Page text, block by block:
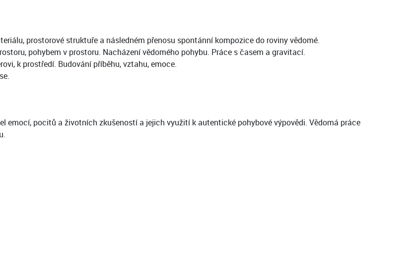
prostorové struktuře a následném přenosu spontánní kompozice do roviny vědomé.
pohybem v prostoru. Nacházení vědomého pohybu. Práce s časem a gravitací.
k prostředí. Budování příběhu, vztahu, emoce.
emocí, pocitů a životních zkušeností a jejich využití k autentické pohybové výpovědi. Vědomá práce